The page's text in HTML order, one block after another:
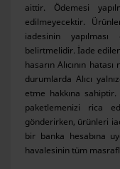
aittir. Ödemesi
edilmeyecektir.
iadesinin
belirtmelidir. İade
hasarın Alıcının
durumlarda Alıcı
etme hakkına
paketlemenizi rica
gönderirken, ürünleri
bir banka hesabına
havalesinin tüm